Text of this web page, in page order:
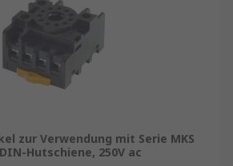
zur Verwendung mit Serie MKS
Hutschiene, 250V ac